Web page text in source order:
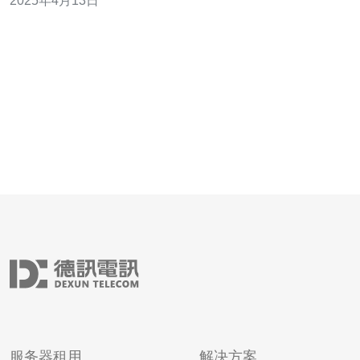
进的网络基础设施和高速稳定的网络连接。租用托管商提
服务器租用 解决方案